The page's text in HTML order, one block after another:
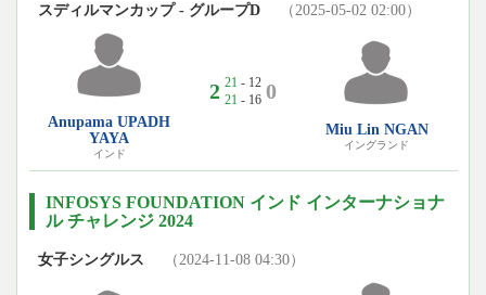
スディルマンカップ - グループD （2025-05-02 02:00）
Anupama UPADH
YAYA
インド
2 21 - 12
21 - 16 0
Miu Lin NGAN
イングランド
INFOSYS FOUNDATION インド インターナショナ
ル チャレンジ 2024
女子シングルス （2024-11-08 04:30）